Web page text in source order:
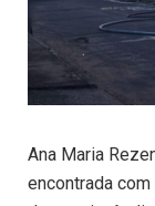
Ana Maria
encontrada